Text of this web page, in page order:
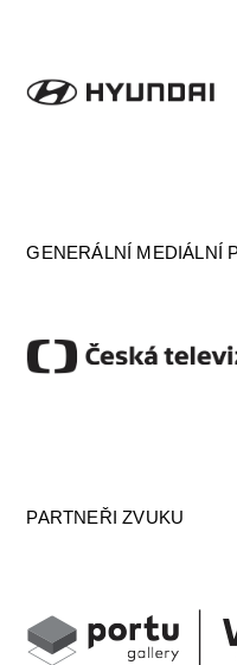
GENERÁLNÍ MEDIÁLNÍ
PARTNEŘI ZVUKU